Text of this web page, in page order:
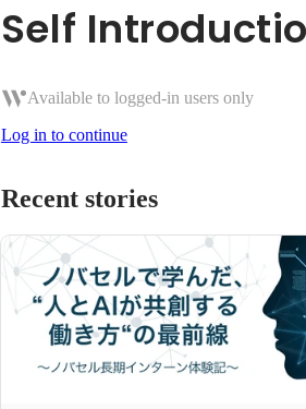
Self
Available to logged-in users only
Log in to continue
Recent stories